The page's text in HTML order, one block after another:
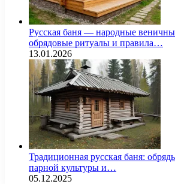
Русская баня — народные
обрядовые ритуалы и правила…
13.01.2026
Традиционная русская баня:
парной культуры и…
05.12.2025